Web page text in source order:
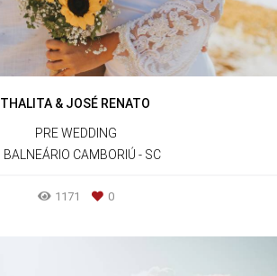
THALITA & JOSÉ RENATO
PRE WEDDING
BALNEÁRIO CAMBORIÚ - SC
1171 0